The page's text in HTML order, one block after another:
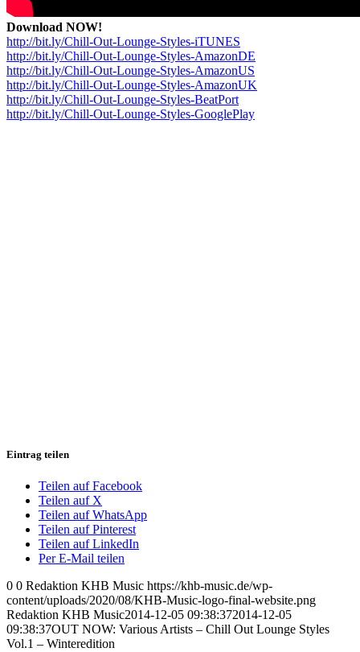
Download NOW!
http://bit.ly/Chill-Out-Lounge-Styles-iTUNES
http://bit.ly/Chill-Out-Lounge-Styles-AmazonDE
http://bit.ly/Chill-Out-Lounge-Styles-AmazonUS
http://bit.ly/Chill-Out-Lounge-Styles-AmazonUK
http://bit.ly/Chill-Out-Lounge-Styles-BeatPort
http://bit.ly/Chill-Out-Lounge-Styles-GooglePlay
Eintrag teilen
Teilen auf Facebook
Teilen auf X
Teilen auf WhatsApp
Teilen auf Pinterest
Teilen auf LinkedIn
Per E-Mail teilen
0 0 Redaktion KHB Music https://khb-music.de/wp-
content/uploads/2020/08/KHB-Music-logo-final-website.png
Redaktion KHB Music2014-12-05 09:38:372014-12-05
09:38:37OUT NOW: Various Artists – Chill Out Lounge Styles
Vol.1 – Winteredition